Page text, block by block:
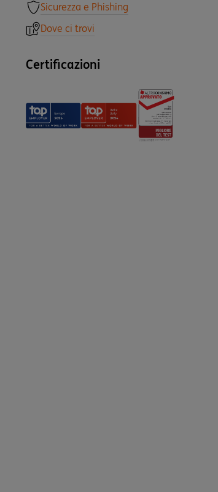
Sicurezza e Phishing
Dove ci trovi
Certificazioni